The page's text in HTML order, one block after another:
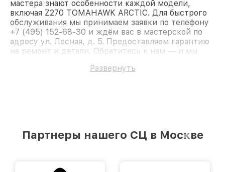
мастера знают особенности каждой модели,
включая Z270 TOMAHAWK ARCTIC. Для быстрого
обслуживания мы принимаем заявки по телефону
+7 (495) 152-68-30 и ждём вас в мастерской по
адресу ул. Лесная, д. 5. Предоставляем гарантию
на ремонт и детали. Обратитесь к нам — и мы
Развернуть
Партнеры нашего СЦ в Москве